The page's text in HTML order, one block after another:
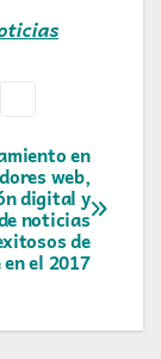
en
web,
digital y
noticias
de
el 2017